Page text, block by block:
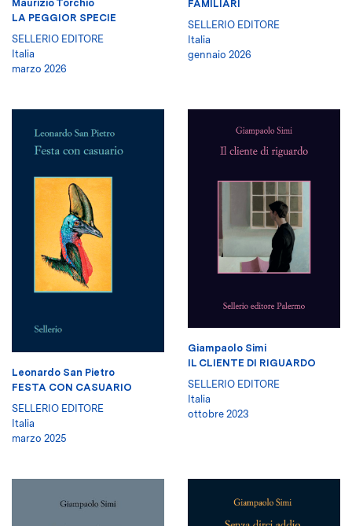
Maurizio Torchio
LA PEGGIOR SPECIE
SELLERIO EDITORE
Italia
marzo 2026
FAMILIARI
SELLERIO EDITORE
Italia
gennaio 2026
Leonardo San Pietro
FESTA CON CASUARIO
SELLERIO EDITORE
Italia
marzo 2025
Giampaolo Simi
IL CLIENTE DI RIGUARDO
SELLERIO EDITORE
Italia
ottobre 2023